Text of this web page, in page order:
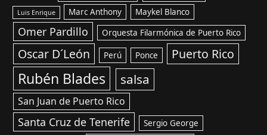
Luis Enrique Marc Anthony Maykel Blanco
Omer Pardillo Orquesta Filarmónica de Puerto Rico
Oscar D´León Perú Ponce Puerto Rico
Rubén Blades salsa
San Juan de Puerto Rico
Santa Cruz de Tenerife Sergio George